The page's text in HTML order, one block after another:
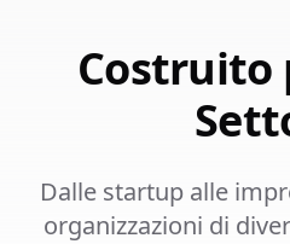
Costruito
Dalle startup alle
organizzazioni di